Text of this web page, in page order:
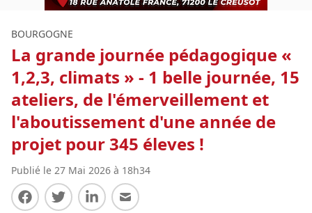
BOURGOGNE
La grande journée pédagogique «
1,2,3, climats » - 1 belle journée, 15
ateliers, de l'émerveillement et
l'aboutissement d'une année de
projet pour 345 éleves !
Publié le 27 Mai 2026 à 18h34
Partager sur Facebook
Partager sur Twitter
Partager sur LinkedIn
Partager par E-mail